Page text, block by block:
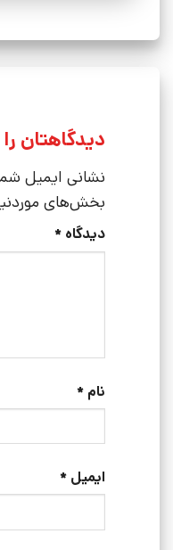
دیدگاهتان
نشانی ایمیل
بخش‌های
دیدگاه *
نام *
ایمیل *